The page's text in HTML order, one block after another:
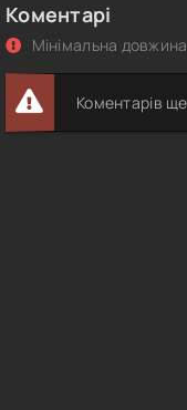
Коментарі
Мінімальна
Коментарів